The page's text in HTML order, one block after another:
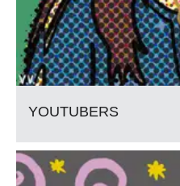
YOUTUBERS